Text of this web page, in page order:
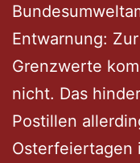
Entwarnung:
Grenzwerte
nicht. Das
Postillen
Osterfeiertagen